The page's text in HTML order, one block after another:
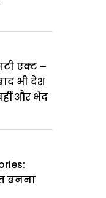
एक्ट –
भी देश
और भेद
बनना